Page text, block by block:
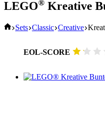
LEGO® Kreative
Start
Sets Classic Creative
EOL-SCORE